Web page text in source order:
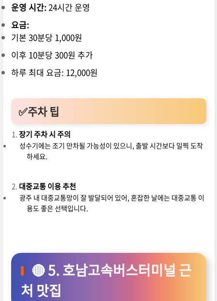
운영 시간: 24시간 운영
요금:
기본 30분당 1,000원
이후 10분당 300원 추가
하루 최대 요금: 12,000원
✅주차 팁
장기 주차 시 주의
성수기에는 조기 만차될 가능성이 있으니, 출발 시간보다 일찍 도착
하세요.
대중교통 이용 추천
광주 내 대중교통망이 잘 발달되어 있어, 혼잡한 날에는 대중교통 이
용도 좋은 선택입니다.
🔴 5. 호남고속버스터미널 근
처 맛집